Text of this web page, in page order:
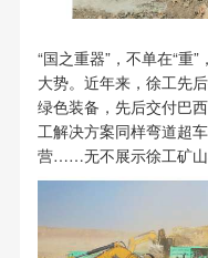
“国之重器”，不单在“重
大势。近年来，徐工先
绿色装备，先后交付巴
工解决方案同样弯道超
营……无不展示徐工矿山